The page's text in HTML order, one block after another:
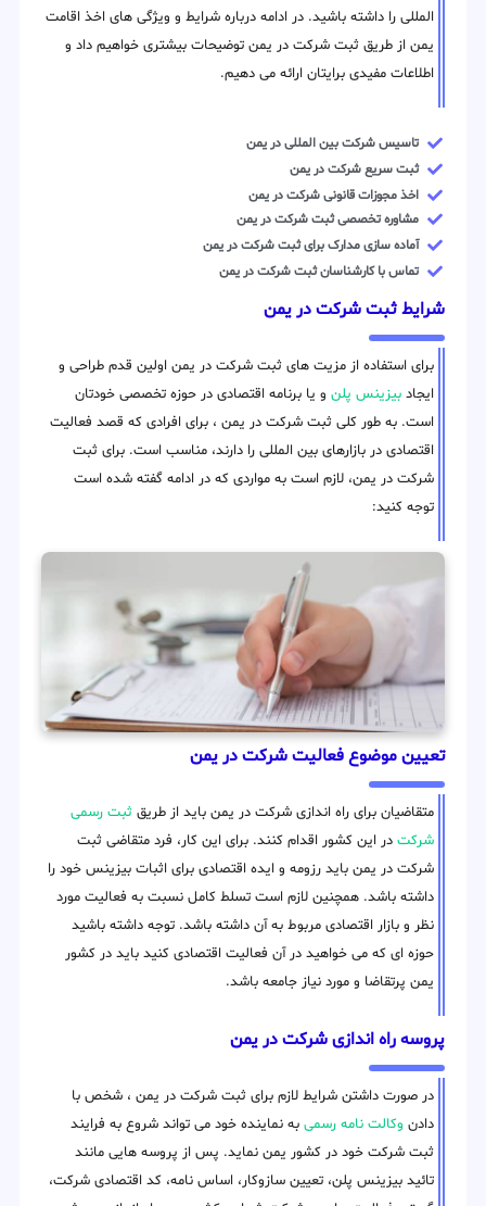
المللی را داشته باشید. در ادامه درباره شرایط و ویژگی های اخذ اقامت
یمن از طریق ثبت شرکت در یمن توضیحات بیشتری خواهیم داد و
اطلاعات مفیدی برایتان ارائه می دهیم.
تاسیس شرکت بین المللی در یمن
ثبت سریع شرکت در یمن
اخذ مجوزات قانونی شرکت در یمن
مشاوره تخصصی ثبت شرکت در یمن
آماده سازی مدارک برای ثبت شرکت در یمن
تماس با کارشناسان ثبت شرکت در یمن
شرایط ثبت شرکت در یمن
برای استفاده از مزیت های ثبت شرکت در یمن اولین قدم طراحی و
ایجاد بیزینس پلن و یا برنامه اقتصادی در حوزه تخصصی خودتان
است. به طور کلی ثبت شرکت در یمن ، برای افرادی که قصد فعالیت
اقتصادی در بازارهای بین المللی را دارند، مناسب است. برای ثبت
شرکت در یمن، لازم است به مواردی که در ادامه گفته شده است
توجه کنید:
تعیین موضوع فعالیت شرکت در یمن
متقاضیان برای راه اندازی شرکت در یمن باید از طریق ثبت رسمی
شرکت در این کشور اقدام کنند. برای این کار، فرد متقاضی ثبت
شرکت در یمن باید رزومه و ایده اقتصادی برای اثبات بیزینس خود را
داشته باشد. همچنین لازم است تسلط کامل نسبت به فعالیت مورد
نظر و بازار اقتصادی مربوط به آن داشته باشد. توجه داشته باشید
حوزه ای که می خواهید در آن فعالیت اقتصادی کنید باید در کشور
یمن پرتقاضا و مورد نیاز جامعه باشد.
پروسه راه اندازی شرکت در یمن
در صورت داشتن شرایط لازم برای ثبت شرکت در یمن ، شخص با
دادن وکالت نامه رسمی به نماینده خود می تواند شروع به فرایند
ثبت شرکت خود در کشور یمن نماید. پس از پروسه هایی مانند
تائید بیزینس پلن، تعیین سازوکار، اساس نامه، کد اقتصادی شرکت،